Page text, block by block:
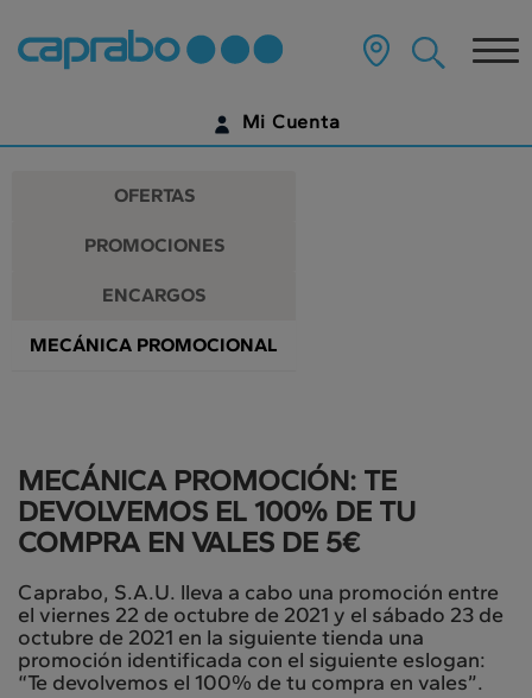
Promociones
y
descuentos
en
nuestros
supermercados
contenido
página
Mi Cuenta
¿AÚN NO TIENES UNA CUENTA DIGITAL?
OFERTAS
PROMOCIONES
ENCARGOS
MECÁNICA PROMOCIONAL
MECÁNICA PROMOCIÓN: TE
DEVOLVEMOS EL 100% DE TU
COMPRA EN VALES DE 5€
Caprabo, S.A.U. lleva a cabo una promoción entre
el viernes 22 de octubre de 2021 y el sábado 23 de
octubre de 2021 en la siguiente tienda una
promoción identificada con el siguiente eslogan:
“Te devolvemos el 100% de tu compra en vales”.